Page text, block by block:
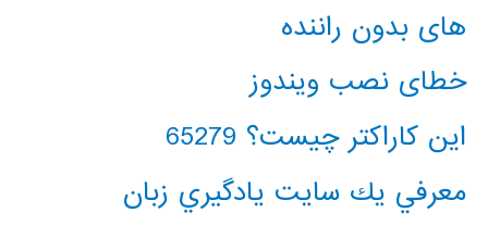
های بدون راننده
خطای نصب ویندوز
این کاراکتر چیست؟ 65279
معرفي يك سايت يادگيري زبان